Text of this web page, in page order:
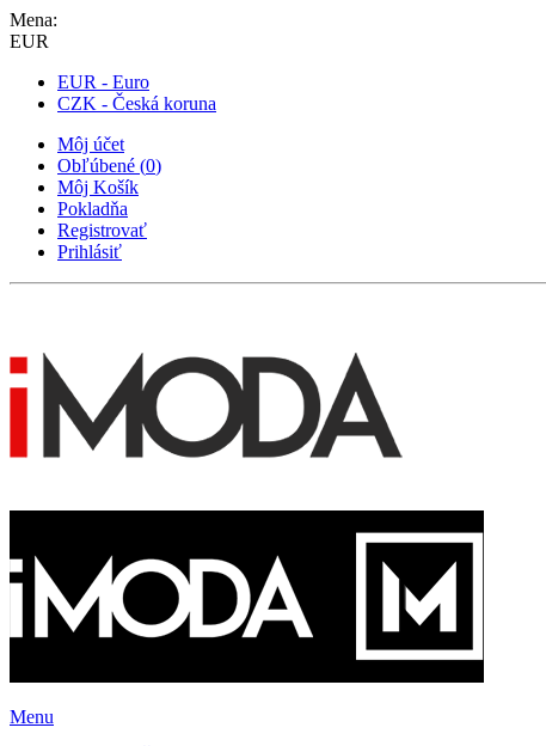
Mena:
EUR
EUR - Euro
CZK - Česká koruna
Môj účet
Obľúbené (0)
Môj Košík
Pokladňa
Registrovať
Prihlásiť
Menu